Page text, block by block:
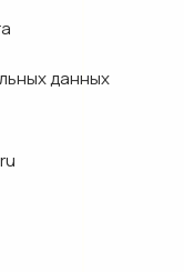
данных